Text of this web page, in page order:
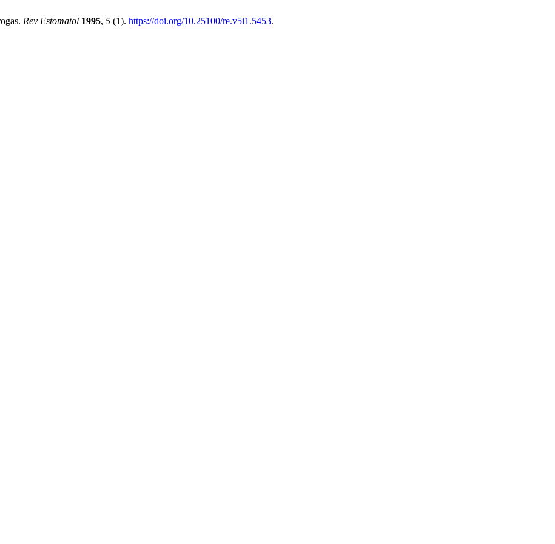
Rev Estomatol 1995, 5 (1). https://doi.org/10.25100/re.v5i1.5453.